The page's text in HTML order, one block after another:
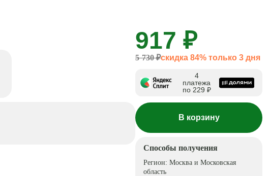
917 ₽
5 730 ₽скидка 84% только 3 дня
4
платежа
по 229 ₽
В корзину
Способы получения
Регион:Москва и Московская
область